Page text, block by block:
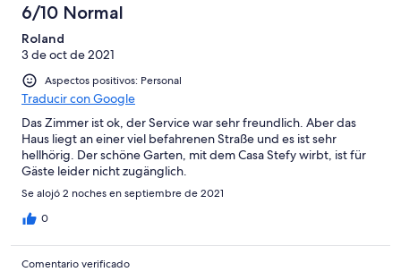
6/10 Normal
Roland
3 de oct de 2021
Aspectos positivos: Personal
Traducir con Google
Das Zimmer ist ok, der Service war sehr freundlich. Aber das
Haus liegt an einer viel befahrenen Straße und es ist sehr
hellhörig. Der schöne Garten, mit dem Casa Stefy wirbt, ist für
Gäste leider nicht zugänglich.
Se alojó 2 noches en septiembre de 2021
0
Comentario verificado